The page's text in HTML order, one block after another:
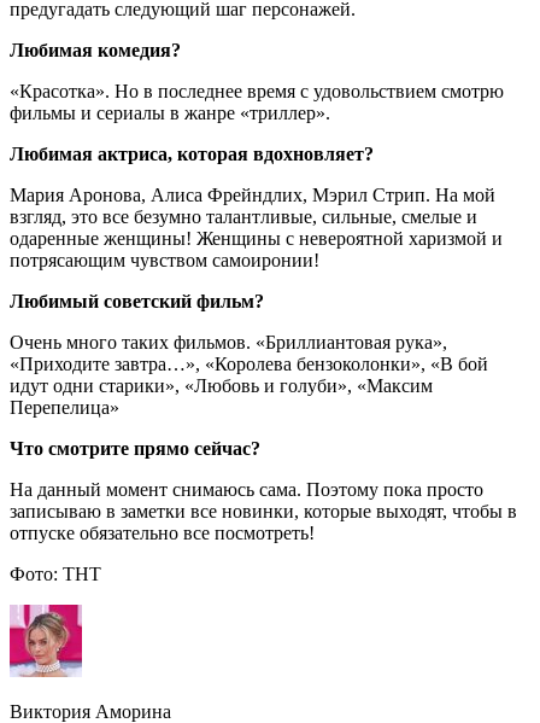
предугадать следующий шаг персонажей.
Любимая комедия?
«Красотка». Но в последнее время с удовольствием смотрю
фильмы и сериалы в жанре «триллер».
Любимая актриса, которая вдохновляет?
Мария Аронова, Алиса Фрейндлих, Мэрил Стрип. На мой
взгляд, это все безумно талантливые, сильные, смелые и
одаренные женщины! Женщины с невероятной харизмой и
потрясающим чувством самоиронии!
Любимый советский фильм?
Очень много таких фильмов. «Бриллиантовая рука»,
«Приходите завтра…», «Королева бензоколонки», «В бой
идут одни старики», «Любовь и голуби», «Максим
Перепелица»
Что смотрите прямо сейчас?
На данный момент снимаюсь сама. Поэтому пока просто
записываю в заметки все новинки, которые выходят, чтобы в
отпуске обязательно все посмотреть!
Фото: ТНТ
Виктория Аморина